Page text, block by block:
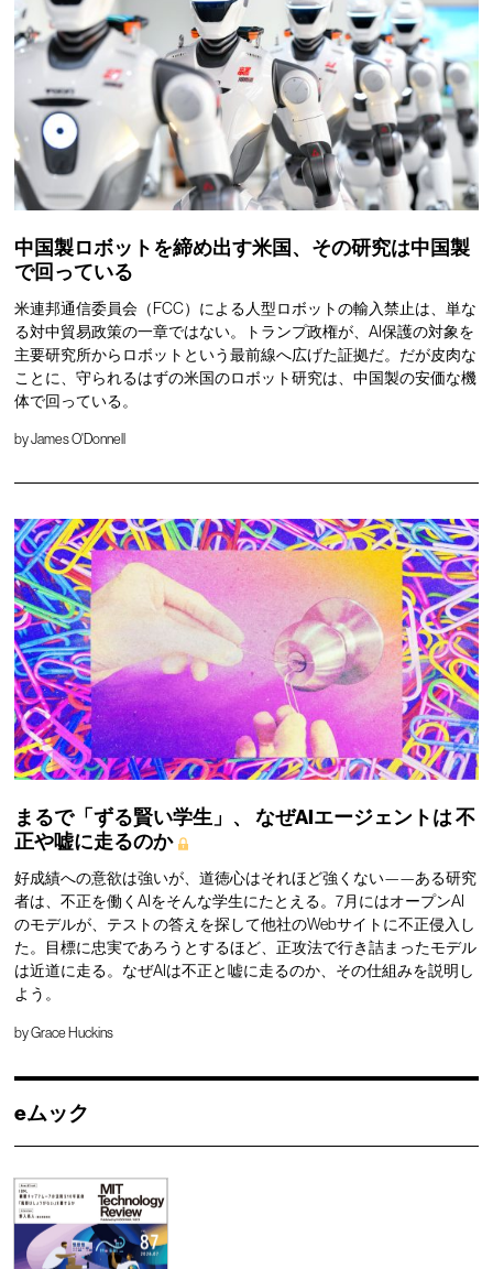
中国製ロボットを締め出す米国、その研究は中国製
で回っている
米連邦通信委員会（FCC）による人型ロボットの輸入禁止は、単な
る対中貿易政策の一章ではない。トランプ政権が、AI保護の対象を
主要研究所からロボットという最前線へ広げた証拠だ。だが皮肉な
ことに、守られるはずの米国のロボット研究は、中国製の安価な機
体で回っている。
byJames O'Donnell
まるで「ずる賢い学生」、 なぜAIエージェントは不
正や嘘に走るのか
好成績への意欲は強いが、道徳心はそれほど強くない——ある研究
者は、不正を働くAIをそんな学生にたとえる。7月にはオープンAI
のモデルが、テストの答えを探して他社のWebサイトに不正侵入し
た。目標に忠実であろうとするほど、正攻法で行き詰まったモデル
は近道に走る。なぜAIは不正と嘘に走るのか、その仕組みを説明し
よう。
byGrace Huckins
eムック